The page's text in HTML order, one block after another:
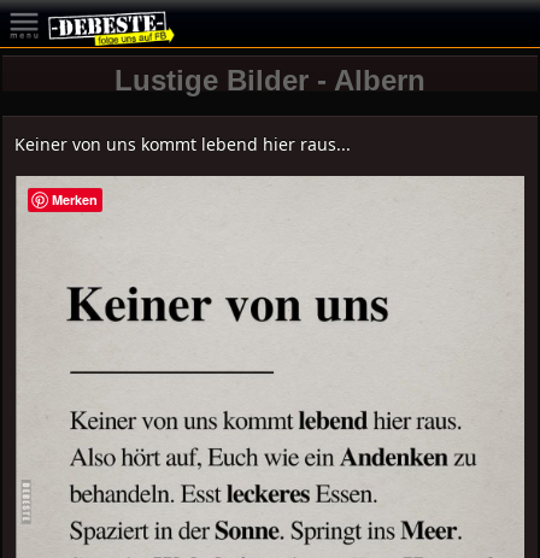
Lustige Bilder - Albern
Keiner von uns kommt lebend hier raus...
Merken